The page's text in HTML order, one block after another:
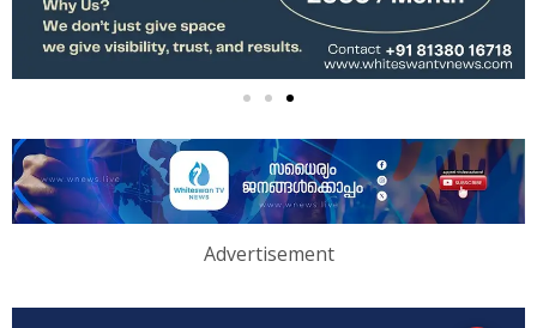
Advertisement